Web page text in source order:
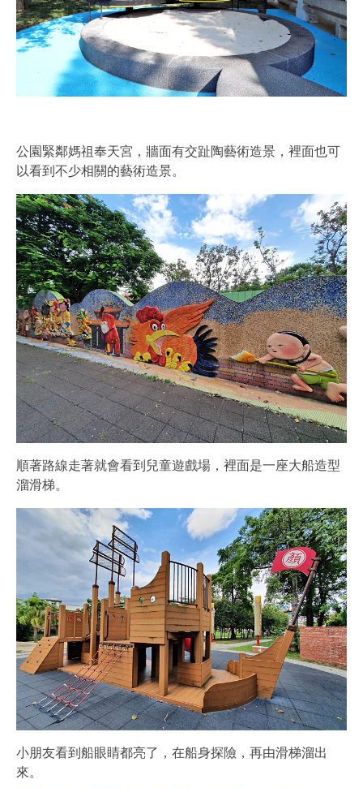
公園緊鄰媽祖奉天宮，牆面有交趾陶藝術造景，裡面也可
以看到不少相關的藝術造景。
順著路線走著就會看到兒童遊戲場，裡面是一座大船造型
溜滑梯。
小朋友看到船眼睛都亮了，在船身探險，再由滑梯溜出
來。